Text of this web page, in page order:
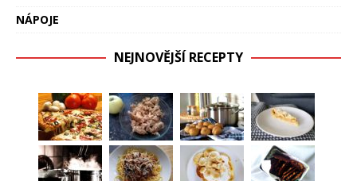
NÁPOJE
NEJNOVĚJŠÍ RECEPTY